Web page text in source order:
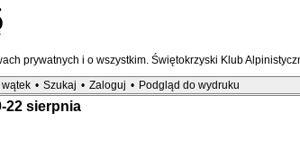
prywatnych i o wszystkim. Świętokrzyski Klub
wątek • Szukaj • Zaloguj • Podgląd do wydruku
22 sierpnia